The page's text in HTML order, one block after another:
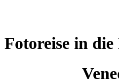
Fotoreise in